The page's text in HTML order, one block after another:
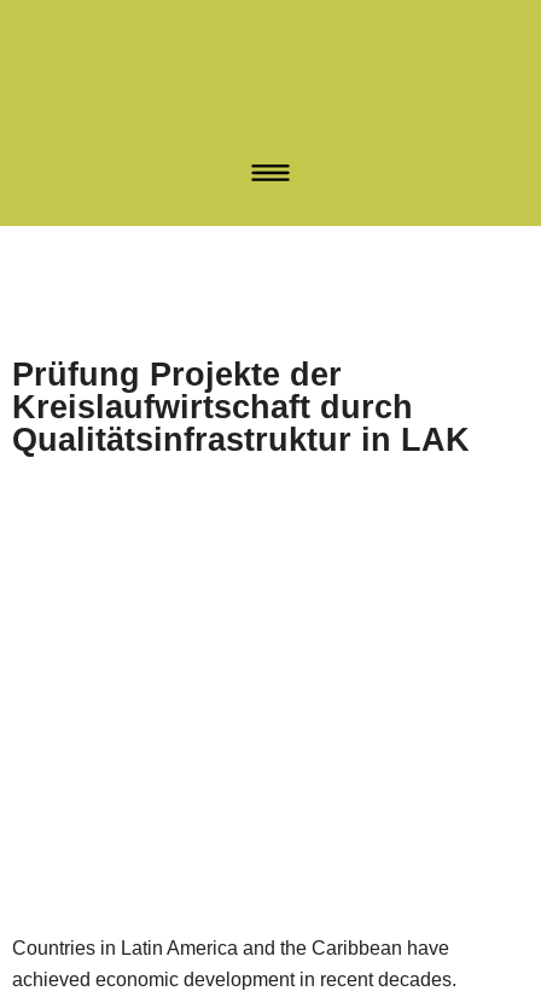
Prüfung Projekte der
Kreislaufwirtschaft durch
Qualitätsinfrastruktur in LAK
Countries in Latin America and the Caribbean have
achieved economic development in recent decades.